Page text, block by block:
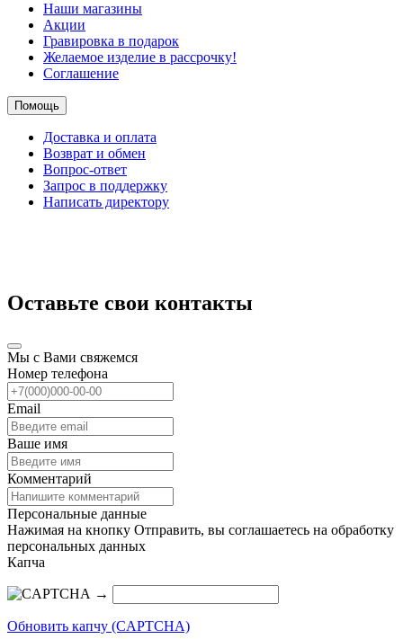
Наши магазины
Акции
Гравировка в подарок
Желаемое изделие в рассрочку!
Соглашение
Помощь
Доставка и оплата
Возврат и обмен
Вопрос-ответ
Запрос в поддержку
Написать директору
Оставьте свои контакты
Мы с Вами свяжемся
Номер телефона
Email
Ваше имя
Комментарий
Персональные данные
Нажимая на кнопку Отправить, вы соглашаетесь на обработку
персональных данных
Капча
→
Обновить капчу (CAPTCHA)